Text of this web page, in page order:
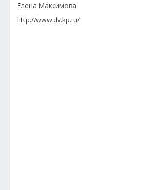
Елена Максимова
http://www.dv.kp.ru/